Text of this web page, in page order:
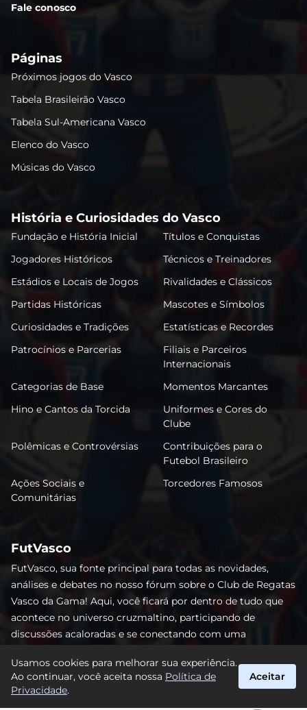
Fale conosco
Páginas
Próximos jogos do Vasco
Tabela Brasileirão Vasco
Tabela Sul-Americana Vasco
Elenco do Vasco
Músicas do Vasco
História e Curiosidades do Vasco
Fundação e História Inicial
Títulos e Conquistas
Jogadores Históricos
Técnicos e Treinadores
Estádios e Locais de Jogos
Rivalidades e Clássicos
Partidas Históricas
Mascotes e Símbolos
Curiosidades e Tradições
Estatísticas e Recordes
Patrocínios e Parcerias
Filiais e Parceiros
Internacionais
Categorias de Base
Momentos Marcantes
Hino e Cantos da Torcida
Uniformes e Cores do
Clube
Polêmicas e Controvérsias
Contribuições para o
Futebol Brasileiro
Ações Sociais e
Comunitárias
Torcedores Famosos
FutVasco
FutVasco, sua fonte principal para todas as novidades,
análises e debates no nosso fórum sobre o Club de Regatas
Vasco da Gama! Aqui, você ficará por dentro de tudo que
acontece no universo cruzmaltino, participando de
discussões acaloradas e se conectando com uma
nenhum lance e acompanhe de perto o caminho do Vasco
rumo às vitórias! #Vasco #FutVasco
Usamos cookies para melhorar sua experiência.
Ao continuar, você aceita nossa Política de
Privacidade.
Aceitar